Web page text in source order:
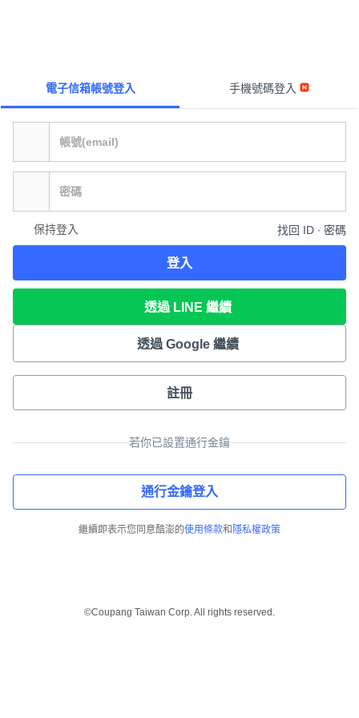
電子信箱帳號登入 手機號碼登入
保持登入 找回 ID ∙ 密碼
登入
透過 LINE 繼續
透過 Google 繼續
註冊
若你已設置通行金鑰
通行金鑰登入
繼續即表示您同意酷澎的使用條款和 隱私權政策
©Coupang Taiwan Corp. All rights reserved.